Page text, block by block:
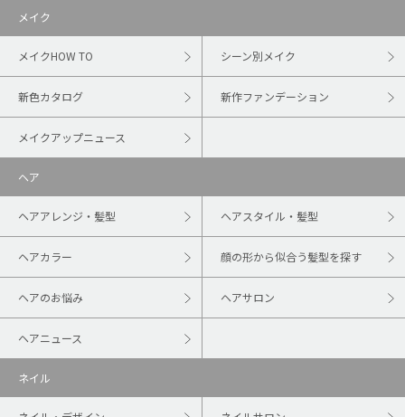
メイク
メイクHOW TO シーン別メイク
新色カタログ 新作ファンデーション
メイクアップニュース
ヘア
ヘアアレンジ・髪型 ヘアスタイル・髪型
ヘアカラー 顔の形から似合う髪型を探す
ヘアのお悩み ヘアサロン
ヘアニュース
ネイル